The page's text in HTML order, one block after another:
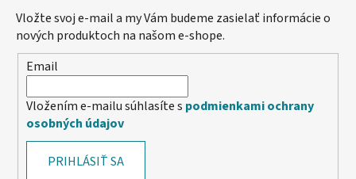
Vložte svoj e-mail a my Vám budeme zasielať informácie o
nových produktoch na našom e-shope.
Email
Vložením e-mailu súhlasíte s podmienkami ochrany
osobných údajov
PRIHLÁSIŤ SA